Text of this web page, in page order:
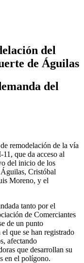
del
de Águilas
del
remodelación de la vía
que da acceso al
del inicio de los
Cristóbal
Moreno, y el
tanto por el
de Comerciantes
de un punto
que se han registrado
afectando
que desarrollan su
en el polígono.